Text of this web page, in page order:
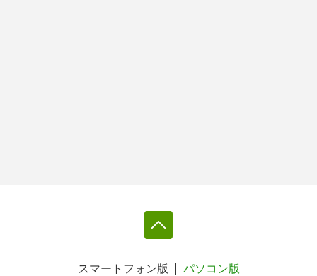
スマートフォン版 パソコン版